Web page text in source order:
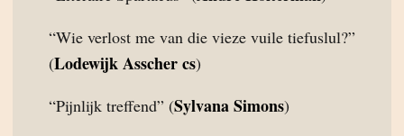
“Wie verlost me van die vieze vuile tiefuslul?”
(Lodewijk Asscher cs)
“Pijnlijk treffend” (Sylvana Simons)